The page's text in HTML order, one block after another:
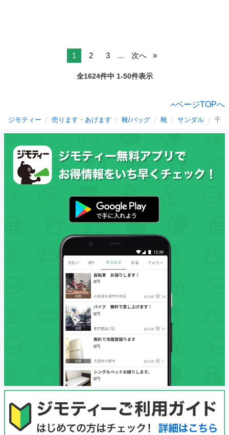
1 2 3 ... 次へ
全1624件中 1-50件表示
ページTOPへ
ジモティー 売ります・あげます 靴/バッグ 靴 サンダル 千葉